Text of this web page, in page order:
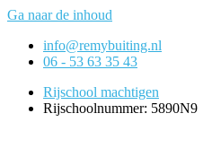
Ga naar de inhoud
info@remybuiting.nl
06 - 53 63 35 43
Rijschool machtigen
Rijschoolnummer: 5890N9